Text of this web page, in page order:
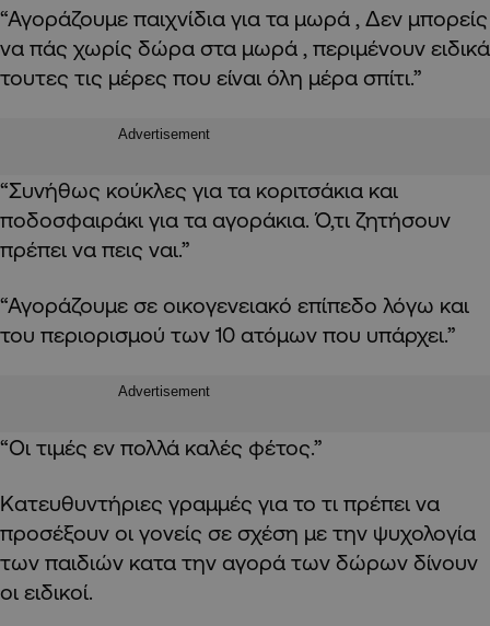
“Αγοράζουμε παιχνίδια για τα μωρά , Δεν μπορείς
να πάς χωρίς δώρα στα μωρά , περιμένουν ειδικά
τουτες τις μέρες που είναι όλη μέρα σπίτι.”
Advertisement
“Συνήθως κούκλες για τα κοριτσάκια και
ποδοσφαιράκι για τα αγοράκια. Ό,τι ζητήσουν
πρέπει να πεις ναι.”
“Αγοράζουμε σε οικογενειακό επίπεδο λόγω και
του περιορισμού των 10 ατόμων που υπάρχει.”
Advertisement
“Οι τιμές εν πολλά καλές φέτος.”
Κατευθυντήριες γραμμές για το τι πρέπει να
προσέξουν οι γονείς σε σχέση με την ψυχολογία
των παιδιών κατα την αγορά των δώρων δίνουν
οι ειδικοί.